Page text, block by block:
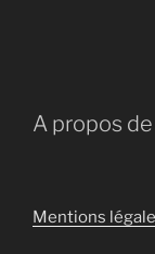
A propos
Mentions